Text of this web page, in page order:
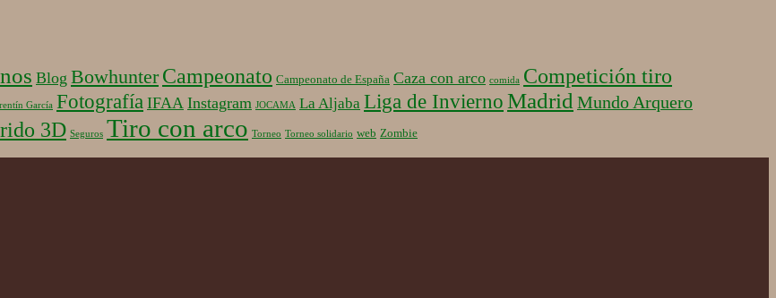
Blog Bowhunter Campeonato Campeonato de España Caza con arco comida Competición tiro
García Fotografía IFAA Instagram JOCAMA La Aljaba Liga de Invierno Madrid Mundo Arquero
3D Seguros Tiro con arco Torneo Torneo solidario web Zombie